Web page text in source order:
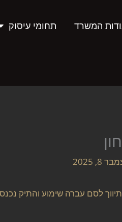
המשרד תחומי עיסוק
8, 2025
לסם עברה שימוע והתיק